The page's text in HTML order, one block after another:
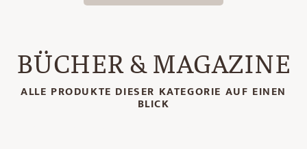
BÜCHER & MAGAZINE
ALLE PRODUKTE DIESER KATEGORIE AUF EINEN
BLICK